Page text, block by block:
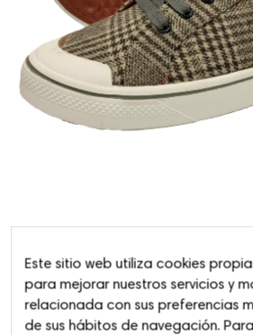
Este sitio web utiliza cookies
para mejorar nuestros servicios y
relacionada con sus preferencias
de sus hábitos de navegación.